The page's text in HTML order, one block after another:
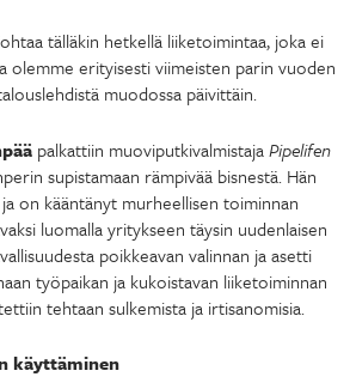
tälläkin hetkellä liiketoimintaa, joka ei
olemme erityisesti viimeisten parin vuoden
muodossa päivittäin.
palkattiin muoviputkivalmistajaPipelifen
supistamaan rämpivää bisnestä. Hän
on kääntänyt murheellisen toiminnan
luomalla yritykseen täysin uudenlaisen
poikkeavan valinnan ja asetti
työpaikan ja kukoistavan liiketoiminnan
tehtaan sulkemista ja irtisanomisia.
käyttäminen